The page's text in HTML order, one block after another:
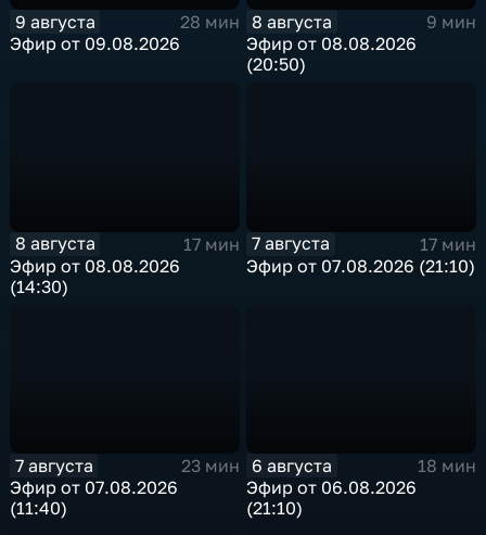
9 августа
28 мин
Эфир от 09.08.2026
8 августа
9 мин
Эфир от 08.08.2026
(20:50)
8 августа
17 мин
Эфир от 08.08.2026
(14:30)
7 августа
17 мин
Эфир от 07.08.2026 (21:10)
7 августа
23 мин
Эфир от 07.08.2026
(11:40)
6 августа
18 мин
Эфир от 06.08.2026
(21:10)